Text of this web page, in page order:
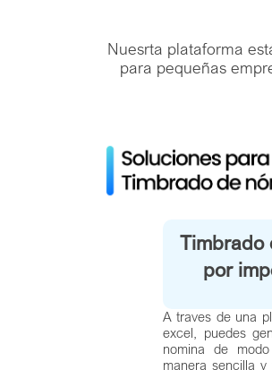
Nuesrta plataforma
para pequeñas
Timbrado
por
A traves de una
excel, puedes
nomina de
manera sencilla